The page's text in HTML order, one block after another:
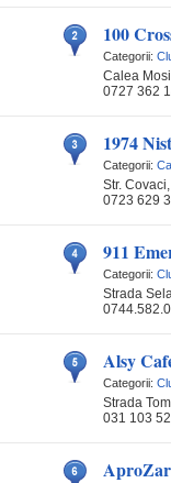
100
Categorii:
Calea
0727 362
1974
Categorii:
Str.
0723 629
911
Categorii:
Strada
Alsy
Categorii:
Strada
031 103